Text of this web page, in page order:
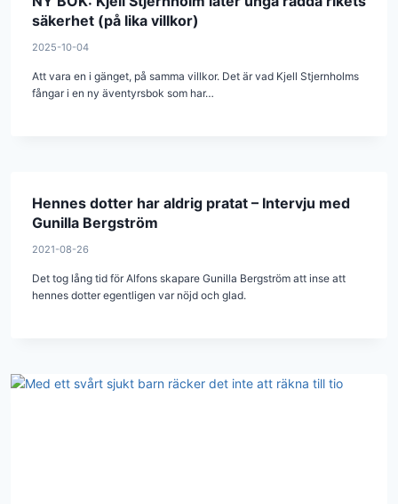
säkerhet (på lika villkor)
2025-10-04
Att vara en i gänget, på samma villkor. Det är vad Kjell Stjernholms
fångar i en ny äventyrsbok som har…
Hennes dotter har aldrig pratat – Intervju med
Gunilla Bergström
2021-08-26
Det tog lång tid för Alfons skapare Gunilla Bergström att inse att
hennes dotter egentligen var nöjd och glad.